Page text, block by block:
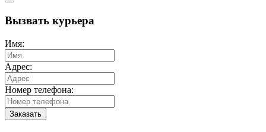
Вызвать курьера
Имя:
Адрес:
Номер телефона:
Заказать